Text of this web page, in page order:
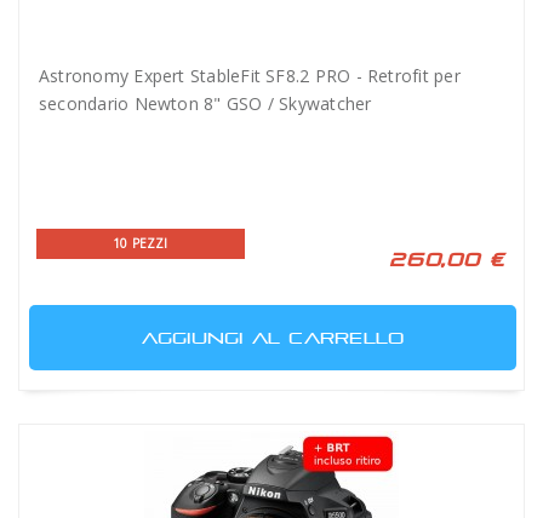
Astronomy Expert StableFit SF8.2 PRO - Retrofit per
secondario Newton 8" GSO / Skywatcher
10 PEZZI
260,00 €
AGGIUNGI AL CARRELLO